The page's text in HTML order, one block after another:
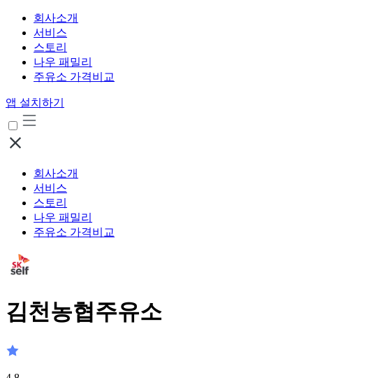
회사소개
서비스
스토리
나우 패밀리
주유소 가격비교
앱 설치하기
회사소개
서비스
스토리
나우 패밀리
주유소 가격비교
김천농협주유소